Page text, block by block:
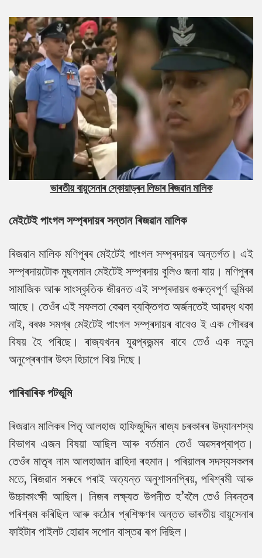
ভাৰতীয় বায়ুসেনাৰ স্কোয়াড্ৰনলিডাৰৰিজৱান মালিক
মেইটেই পাংগল সম্প্ৰদায়ৰ সন্তান ৰিজৱান মালিক
ৰিজৱান মালিক মণিপুৰৰ মেইটেই পাংগল সম্প্ৰদায়ৰ অন্তৰ্গত। এই
সম্প্ৰদায়টোক মুছলমান মেইটেই সম্প্ৰদায় বুলিও জনা যায়। মণিপুৰৰ
সামাজিক আৰু সাংস্কৃতিক জীৱনত এই সম্প্ৰদায়ৰ গুৰুত্বপূৰ্ণ ভূমিকা
আছে। তেওঁৰ এই সফলতা কেৱল ব্যক্তিগত অৰ্জনতেই আৱদ্ধ থকা
নাই, বৰঞ্চ সমগ্ৰ মেইটেই পাংগল সম্প্ৰদায়ৰ বাবেও ই এক গৌৰৱৰ
বিষয় হৈ পৰিছে। ৰাজ্যখনৰ যুৱপ্ৰজন্মৰ বাবে তেওঁ এক নতুন
অনুপ্ৰেৰণাৰ উৎস হিচাপে থিয় দিছে।
পাৰিবাৰিক পটভূমি
ৰিজৱান মালিকৰ পিতৃ আলহাজ হাফিজুদ্দিন ৰাজ্য চৰকাৰৰ উদ্যানশস্য
বিভাগৰ এজন বিষয়া আছিল আৰু বৰ্তমান তেওঁ অৱসৰপ্ৰাপ্ত।
তেওঁৰ মাতৃৰ নাম আলহাজান ৱাহিদা ৰহমান। পৰিয়ালৰ সদস্যসকলৰ
মতে, ৰিজৱান সৰুৰে পৰাই অত্যন্ত অনুশাসনপ্ৰিয়, পৰিশ্ৰমী আৰু
উচ্চাকাংক্ষী আছিল। নিজৰ লক্ষ্যত উপনীত হ’বলৈ তেওঁ নিৰন্তৰ
পৰিশ্ৰম কৰিছিল আৰু কঠোৰ প্ৰশিক্ষণৰ অন্তত ভাৰতীয় বায়ুসেনাৰ
ফাইটাৰ পাইলট হোৱাৰ সপোন বাস্তৱ ৰূপ দিছিল।